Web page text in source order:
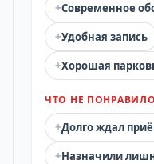
+Современное
+Удобная запись
+Хорошая
ЧТО НЕ
+Долго ждал
+Назначили